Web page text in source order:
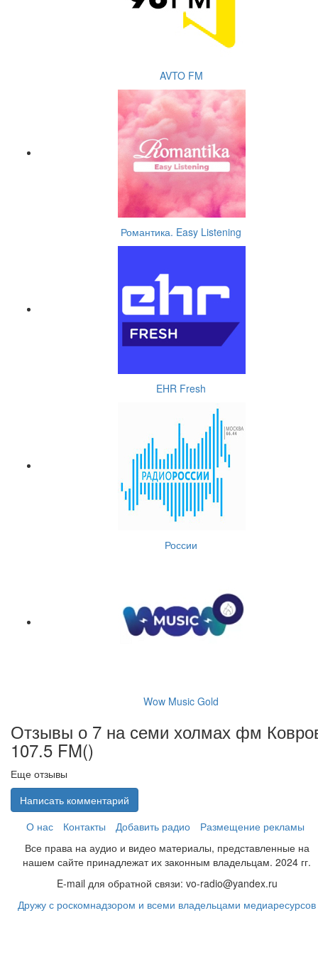
AVTO FM
Романтика. Easy Listening
EHR Fresh
России
Wow Music Gold
Отзывы о 7 на семи холмах фм
107.5 FM()
Еще отзывы
Написать комментарий
О нас
Контакты Добавить радио
Размещение рекламы
Все права на аудио и видео материалы, представленные на
нашем сайте принадлежат их законным владельцам. 2024 гг.
E-mail для обратной связи: vo-radio@yandex.ru
Дружу с роскомнадзором и всеми владельцами медиаресурсов